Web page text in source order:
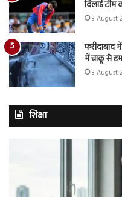
दिलाई टीम
3 August
फरीदाबाद
में चाकू से
3 August
शिक्षा